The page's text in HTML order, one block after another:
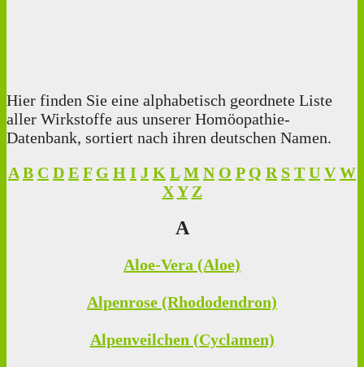
Hier finden Sie eine alphabetisch geordnete Liste
aller Wirkstoffe aus unserer Homöopathie-
Datenbank, sortiert nach ihren deutschen Namen.
A B C D E F G H I J K L M N O P Q R S T U V W
X Y Z
A
Aloe-Vera (Aloe)
Alpenrose (Rhododendron)
Alpenveilchen (Cyclamen)